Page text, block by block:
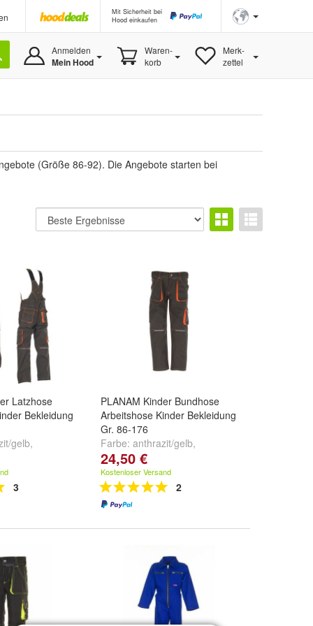
Mit Sicherheit bei
Hood einkaufen
Anmelden
Mein Hood
Waren-
korb
Merk-
zettel
(Größe 86-92). Die Angebote starten bei
Latzhose
Bekleidung
gelb,
3
PLANAM Kinder Bundhose
Arbeitshose Kinder Bekleidung
Gr. 86-176
Farbe: anthrazit/gelb,
marine/orange
24,50 €
Kostenloser Versand
2